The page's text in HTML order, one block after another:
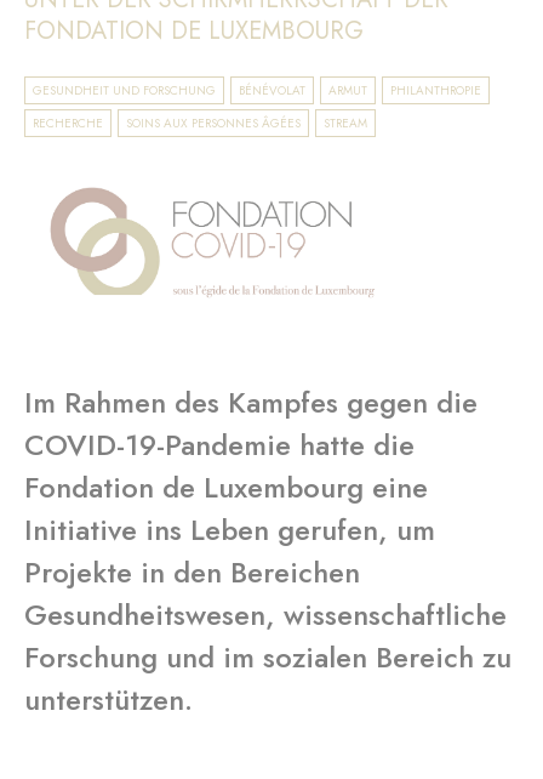
FONDATION DE LUXEMBOURG
GESUNDHEIT UND FORSCHUNG BÉNÉVOLAT ARMUT
PHILANTHROPIE
RECHERCHE
SOINS AUX PERSONNES ÂGÉES STREAM
Im Rahmen des Kampfes gegen die
COVID-19-Pandemie hatte die
Fondation de Luxembourg eine
Initiative ins Leben gerufen, um
Projekte in den Bereichen
Gesundheitswesen, wissenschaftliche
Forschung und im sozialen Bereich zu
unterstützen.